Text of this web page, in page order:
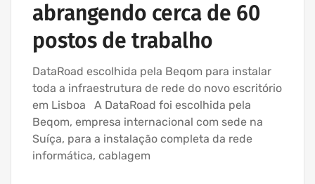
abrangendo cerca de 60
postos de trabalho
DataRoad escolhida pela Beqom para instalar
toda a infraestrutura de rede do novo escritório
em Lisboa A DataRoad foi escolhida pela
Beqom, empresa internacional com sede na
Suíça, para a instalação completa da rede
informática, cablagem